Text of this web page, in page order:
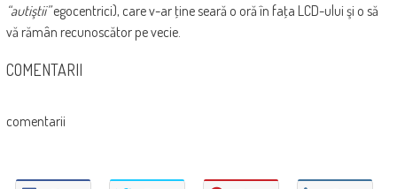
“autiştii”egocentrici), care v-ar ţine seară o oră în faţa LCD-ului şi o să
vă rămân recunoscător pe vecie.
COMENTARII
comentarii